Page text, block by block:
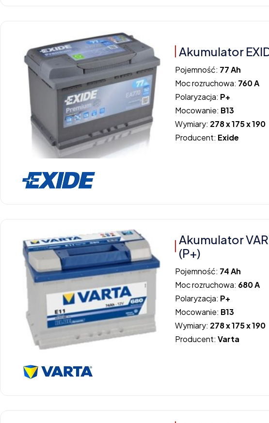
Akumulator
Pojemność: 77 Ah
Moc rozruchowa: 760 A
Polaryzacja: P+
Mocowanie: B13
Wymiary: 278 x 175 x 190
Producent: Exide
Akumulator
(P+)
Pojemność: 74 Ah
Moc rozruchowa: 680 A
Polaryzacja: P+
Mocowanie: B13
Wymiary: 278 x 175 x 190
Producent:Varta